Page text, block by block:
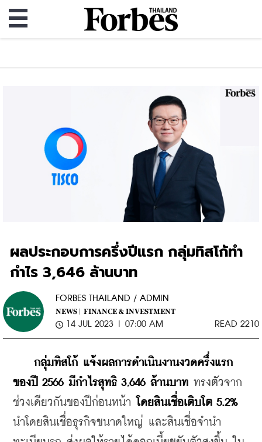
ผลประกอบการครึ่งปีแรก กลุ่มทิสโก้ทำ
กำไร 3,646 ล้านบาท
FORBES THAILAND / ADMIN
NEWS | FINANCE & INVESTMENT
14 JUL 2023 | 07:00 AM READ 2210
กลุ่มทิสโก้ แจ้งผลการดำเนินงานงวดครึ่งแรก
ของปี 2566 มีกำไรสุทธิ 3,646 ล้านบาท ทรงตัวจาก
ช่วงเดียวกันของปีก่อนหน้า
โดยสินเชื่อเติบโต 5.2%
นำโดยสินเชื่อธุรกิจขนาดใหญ่ และสินเชื่อจำนำ